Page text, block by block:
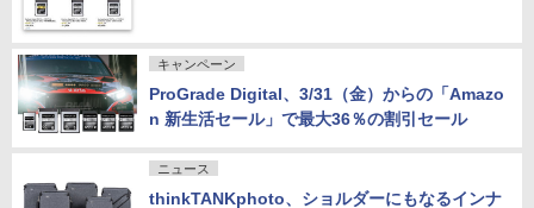
キャンペーン
ProGrade Digital、3/31（金）からの「Amazo
n 新生活セール」で最大36％の割引セール
ニュース
thinkTANKphoto、ショルダーにもなるインナ